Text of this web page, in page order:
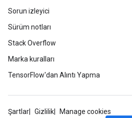
Sorun izleyici
Sürüm notları
Stack Overflow
Marka kuralları
TensorFlow'dan Alıntı Yapma
Şartlar Gizlilik
Manage cookies